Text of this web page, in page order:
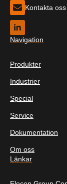
Kontakta oss
Navigation
Produkter
Industrier
Special
Service
Dokumentation
Om oss
Länkar